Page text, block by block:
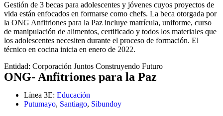
Gestión de 3 becas para adolescentes y jóvenes cuyos proyectos de
vida están enfocados en formarse como chefs. La beca otorgada por
la ONG Anfitriones para la Paz incluye matrícula, uniforme, curso
de manipulación de alimentos, certificado y todos los materiales que
los adolescentes necesiten durante el proceso de formación. El
técnico en cocina inicia en enero de 2022.
Entidad: Corporación Juntos Construyendo Futuro
ONG- Anfitriones para la Paz
Línea 3E: Educación
Putumayo, Santiago, Sibundoy